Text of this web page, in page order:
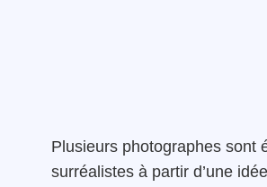
Plusieurs photographes sont
surréalistes à partir d’une